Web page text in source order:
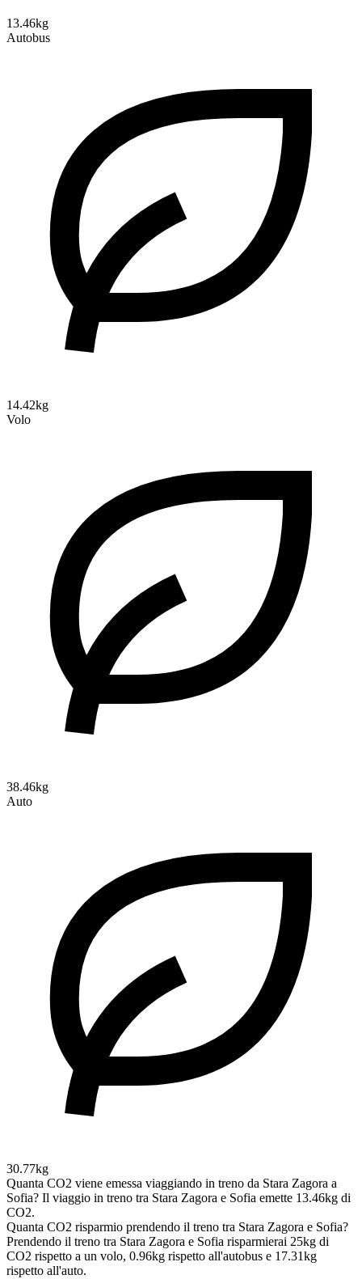
13.46kg
Autobus
14.42kg
Volo
38.46kg
Auto
30.77kg
Quanta CO2 viene emessa viaggiando in treno da Stara Zagora a
Sofia? Il viaggio in treno tra Stara Zagora e Sofia emette 13.46kg di
CO2.
Quanta CO2 risparmio prendendo il treno tra Stara Zagora e Sofia?
Prendendo il treno tra Stara Zagora e Sofia risparmierai 25kg di
CO2 rispetto a un volo, 0.96kg rispetto all'autobus e 17.31kg
rispetto all'auto.